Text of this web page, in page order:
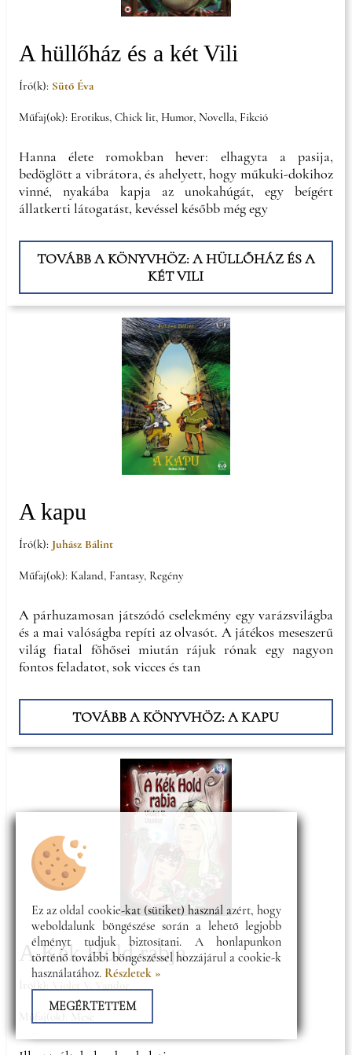
Ez az oldal cookie-kat (sütiket) használ azért, hogy
weboldalunk böngészése során a lehető legjobb
élményt tudjuk biztosítani. A honlapunkon
történő további böngészéssel hozzájárul a cookie-k
használatához. Részletek »
MEGÉRTETTEM
A hüllőház és a két Vili
Író(k): Sütő Éva
Műfaj(ok): Erotikus, Chick lit, Humor, Novella, Fikció
Hanna élete romokban hever: elhagyta a pasija,
bedöglött a vibrátora, és ahelyett, hogy műkuki-dokihoz
vinné, nyakába kapja az unokahúgát, egy beígért
állatkerti látogatást, kevéssel később még egy
TOVÁBB A KÖNYVHÖZ: A HÜLLŐHÁZ ÉS A
KÉT VILI
A kapu
Író(k): Juhász Bálint
Műfaj(ok): Kaland, Fantasy, Regény
A párhuzamosan játszódó cselekmény egy varázsvilágba
és a mai valóságba repíti az olvasót. A játékos meseszerű
világ fiatal főhősei miután rájuk rónak egy nagyon
fontos feladatot, sok vicces és tan
TOVÁBB A KÖNYVHÖZ: A KAPU
A Kék Hold rabja
Író(k): Violet V. Vandor
Műfaj(ok): Mese